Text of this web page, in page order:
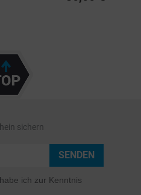
sichern
SENDEN
habe ich zur Kenntnis